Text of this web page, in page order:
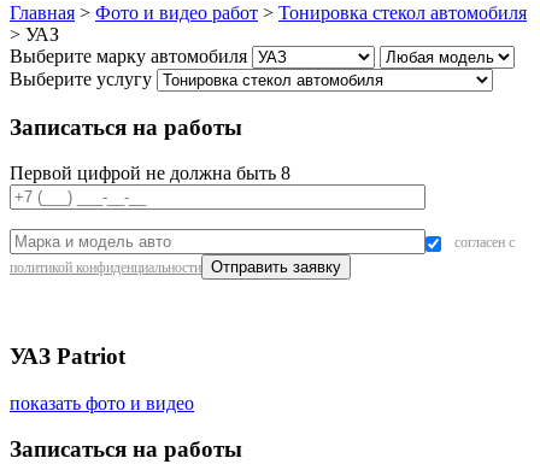
Главная > Фото и видео работ > Тонировка стекол автомобиля
> УАЗ
Выберите марку автомобиля
Выберите услугу
Записаться на работы
Первой цифрой не должна быть 8
согласен с
политикой конфиденциальности
УАЗ Patriot
показать фото и видео
Записаться на работы